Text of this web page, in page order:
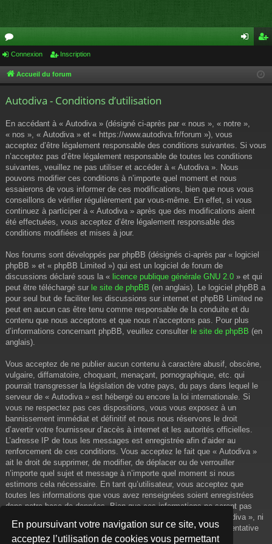
En poursuivant votre navigation sur ce site, vous
acceptez l’utilisation de cookies vous permettant
or
u cri
Connexion Inscription
Accueil du forum
Autodiva - Conditions d’utilisation
En accédant à « Autodiva » (désigné ci-après par « nous », « notre »,
« nos », « Autodiva » et « https://www.autodiva.fr/forum »), vous
acceptez d’être légalement responsable des conditions suivantes. Si vous
n’acceptez pas d’être légalement responsable de toutes les conditions
suivantes, veuillez ne pas utiliser et accéder à « Autodiva ». Nous
pouvons modifier ces conditions à n’importe quel moment et nous
essaierons de vous informer de ces modifications, bien que nous vous
conseillons de vérifier régulièrement par vous-même. En effet, si vous
continuez à participer à « Autodiva » après que des modifications aient
été effectuées, vous acceptez d’être légalement responsable des
conditions modifiées et mises à jour.
Nos forums sont développés par phpBB (désignés ci-après par « logiciel
phpBB » et « phpBB Limited ») qui est un logiciel de forum de
discussions déclaré sous la « licence publique générale GNU 2.0 » et qui
peut être téléchargé sur le site de phpBB (en anglais). Le logiciel phpBB a
pour seul but de faciliter les discussions sur internet et phpBB Limited ne
peut en aucun cas être tenu comme responsable de la conduite et du
contenu que nous acceptons et que nous n’acceptons pas. Pour plus
d’informations concernant phpBB, veuillez consulter le site de phpBB (en
anglais).
Vous acceptez de ne publier aucun contenu à caractère abusif, obscène,
vulgaire, diffamatoire, choquant, menaçant, pornographique, etc. qui
pourrait transgresser la législation de votre pays, du pays dans lequel le
serveur de « Autodiva » est hébergé ou encore la loi internationale. Si
vous ne respectez pas ces dispositions, vous vous exposez à un
bannissement immédiat et définitif et nous nous réservons le droit
d’avertir votre fournisseur d’accès à internet et les autorités officielles.
L’adresse IP de tous les messages est enregistrée afin d’aider au
renforcement de ces conditions. Vous acceptez le fait que « Autodiva »
ait le droit de supprimer, de modifier, de déplacer ou de verrouiller
n’importe quel sujet et message à n’importe quel moment si nous
estimons cela nécessaire. En tant qu’utilisateur, vous acceptez que
toutes les informations que vous avez renseignées soient enregistrées
dans notre base de données. Bien que ces informations ne seront pas
diffusées à une tierce partie sans votre consentement, ni « Autodiva », ni
phpBB, ne pourront être tenus comme responsables en cas de tentative
de piratage informatique visant à compromettre vos données.